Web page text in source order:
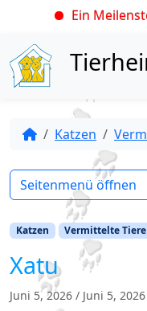
Ein
Skip to content
Katzen
Katzen Vermittelte Tiere
Xatu
Juni 5, 2026 / Juni 5, 2026
Seitenmenü öffnen